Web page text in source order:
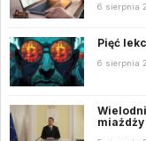
6 sierpnia
Pięć
6 sierpnia
miażdży